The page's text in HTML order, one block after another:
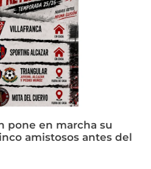
pone en marcha su
amistosos antes del